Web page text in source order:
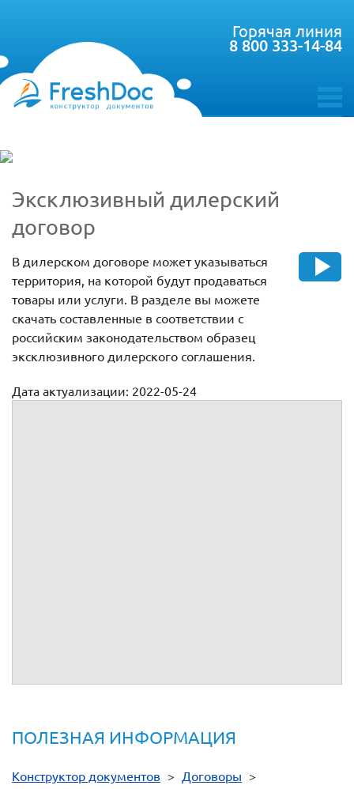
toggle
Горячая линия
8 800 333-14-84
Эксклюзивный дилерский
договор
В дилерском договоре может указываться
территория, на которой будут продаваться
товары или услуги. В разделе вы можете
скачать составленные в соответствии с
российским законодательством образец
эксклюзивного дилерского соглашения.
Дата актуализации: 2022-05-24
ПОЛЕЗНАЯ ИНФОРМАЦИЯ
Конструктор документов > Договоры >